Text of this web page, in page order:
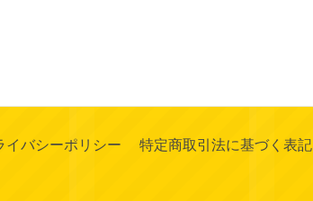
イバシーポリシー 特定商取引法に基づく表記